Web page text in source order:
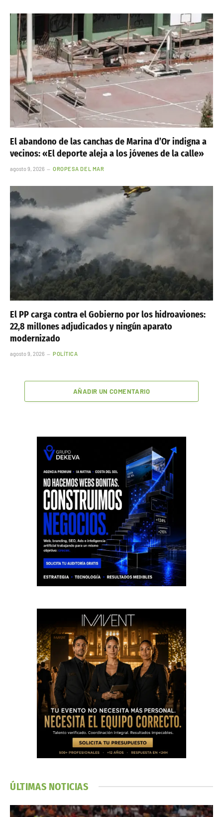
El abandono de las canchas de Marina d’Or indigna a
vecinos: «El deporte aleja a los jóvenes de la calle»
agosto 9, 2026 OROPESA DEL MAR
El PP carga contra el Gobierno por los hidroaviones:
22,8 millones adjudicados y ningún aparato
modernizado
agosto 9, 2026 POLÍTICA
AÑADIR UN COMENTARIO
ÚLTIMAS NOTICIAS